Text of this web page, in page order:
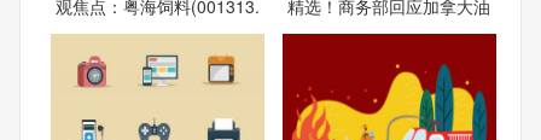
观焦点：粤海饲料(001313. 精选！商务部回应加拿大油